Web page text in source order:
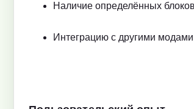
Наличие определённых
Интеграцию с другими